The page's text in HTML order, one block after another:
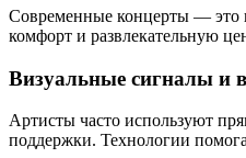
Современные концерты — это
комфорт и развлекательную
Визуальные сигналы и
Артисты часто используют
поддержки. Технологии